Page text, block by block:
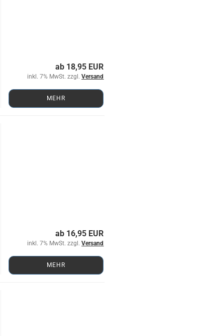
ab 18,95 EUR
inkl. 7% MwSt. zzgl.Versand
MEHR
ab 16,95 EUR
inkl. 7% MwSt. zzgl.Versand
MEHR